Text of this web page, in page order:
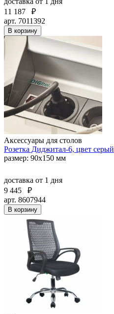
11 187
₽
арт. 7011392
В корзину
Аксессуары для столов
Розетка Диджитал-6, цвет серый
размер: 90х150 мм
доставка от 1 дня
9 445
₽
арт. 8607944
В корзину